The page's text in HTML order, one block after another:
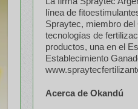
línea de
Spraytec, miembro
tecnologías de
productos, una en el
Establecimiento
Acerca de Okandú